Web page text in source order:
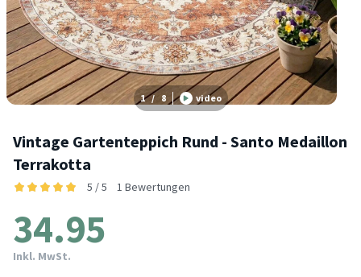
1 / 8 video
Vintage Gartenteppich Rund - Santo Medaillon
Terrakotta
5 / 5 1 Bewertungen
34.95
Inkl. MwSt.